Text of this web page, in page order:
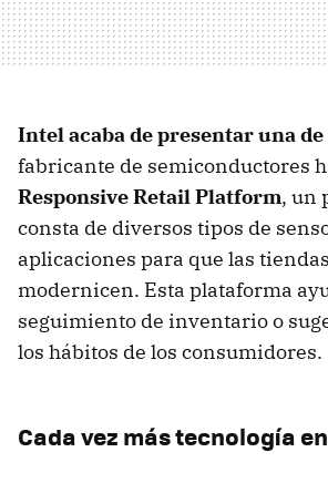
Intel acaba de presentar una
fabricante de semiconductores
Responsive Retail Platform, un
consta de diversos tipos de
aplicaciones para que las
modernicen. Esta plataforma
seguimiento de inventario o
los hábitos de los consumidores.
Cada vez más tecnología